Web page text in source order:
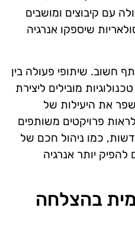
עם קיבוצים ומושבים
שיספקו אנרגיה
חשוב. שיתופי פעולה בין
מובילים ליצירת
את היעילות של
פרויקטים משותפים
כמו ניהול חכם של
יותר אנרגיה
בהצלחה